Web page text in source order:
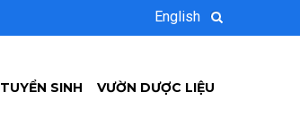
English
TUYỂN SINH VƯỜN DƯỢC LIỆU